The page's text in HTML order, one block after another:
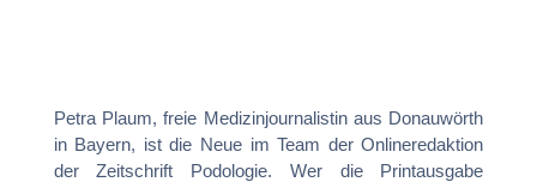
Petra Plaum, freie Medizinjournalistin aus Donauwörth
in Bayern, ist die Neue im Team der Onlineredaktion
der Zeitschrift Podologie. Wer die Printausgabe